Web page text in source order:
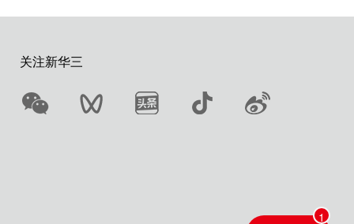
关注新华三